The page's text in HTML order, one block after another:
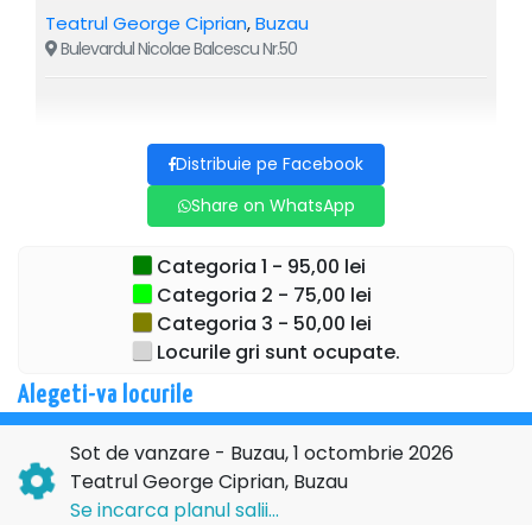
Andrei Vasilievici (mascul veritabil care traieste cu
voluptate criza varstei de mijloc) pare sa faca toti banii. Va
fi insa de acord cu aceasta tranzactie? Vor reusi cele doua
Subiectul trateaza original si picant, eterna tema a trio-ului
conjugal, in trei acte cu multiple si intense rasturnari de
e o seara plina de umor si rasete-n cascade!
Pregatiti-va pentru o experienta care va va schimba cu
siguranta perceptia despre casnicie si...teatru romanesc
VARSTA RECOMANDATA: 12+
Teatrul George Ciprian,Buzau
Bulevardul Nicolae Balcescu Nr.50
Distribuie pe Facebook
Share on WhatsApp
Categoria 1 - 95,00 lei
Categoria 2 - 75,00 lei
Categoria 3 - 50,00 lei
Locurile gri sunt ocupate.
Alegeti-va locurile
Sot de vanzare - Buzau, 1 octombrie 2026
Teatrul George Ciprian, Buzau
Se incarca planul salii...